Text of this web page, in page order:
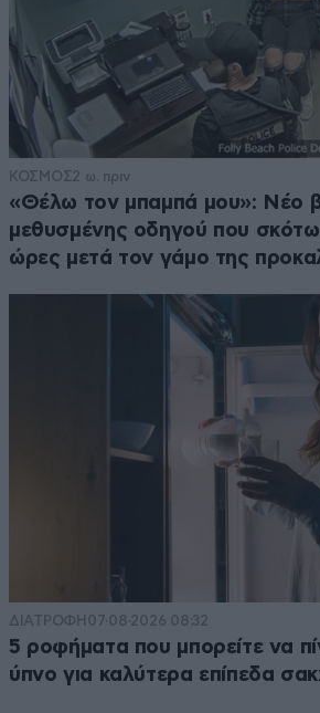
ΚΟΣΜΟΣ2 ω. πριν
«Θέλω τον μπαμπά μου»: Νέο
μεθυσμένης οδηγού που
ώρες μετά τον γάμο της
ΔΙΑΤΡΟΦΗ 07·08·2026 08:32
5 ροφήματα που μπορείτε να
ύπνο για καλύτερα επίπεδα